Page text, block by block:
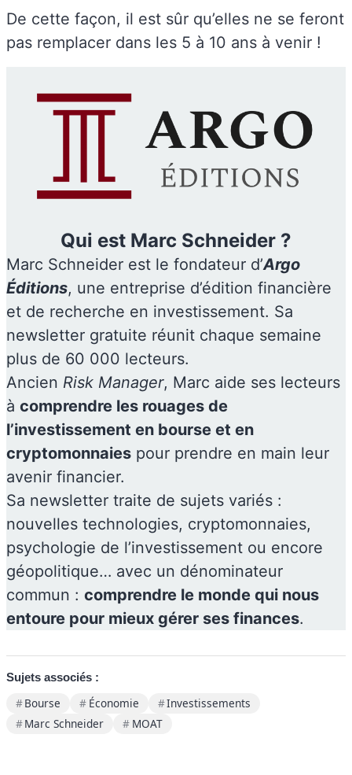
De cette façon, il est sûr qu’elles ne se feront
pas remplacer dans les 5 à 10 ans à venir !
Qui est Marc Schneider ?
Marc Schneider est le fondateur d’Argo
Éditions, une entreprise d’édition financière
et de recherche en investissement. Sa
newsletter gratuite réunit chaque semaine
plus de 60 000 lecteurs.
Ancien Risk Manager, Marc aide ses lecteurs
à comprendre les rouages de
l’investissement en bourse et en
cryptomonnaies pour prendre en main leur
avenir financier.
Sa newsletter traite de sujets variés :
nouvelles technologies, cryptomonnaies,
psychologie de l’investissement ou encore
géopolitique… avec un dénominateur
commun : comprendre le monde qui nous
entoure pour mieux gérer ses finances.
Sujets associés :
Bourse Économie
Investissements
Marc Schneider
MOAT